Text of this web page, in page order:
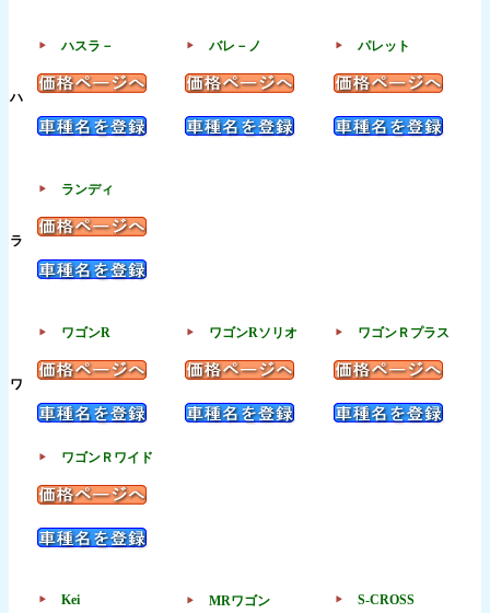
ハ
ハスラ－ バレ－ノ パレット
ラ
ランディ
ワ
ワゴンR ワゴンRソリオ ワゴンＲプラス
ワゴンＲワイド
Kei MRワゴン S-CROSS